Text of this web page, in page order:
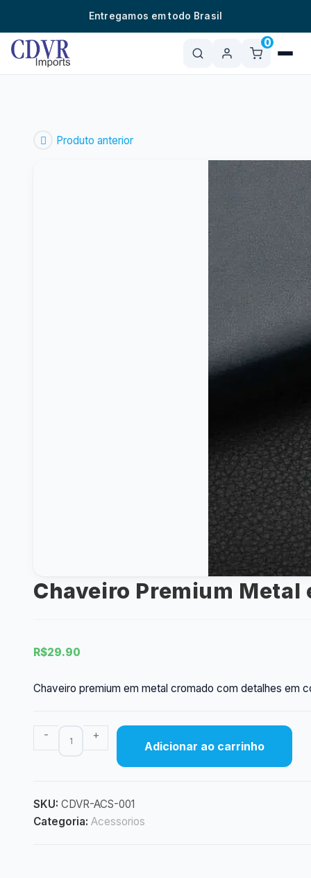
Entregamos em todo Brasil
0
Produto anterior
Chaveiro Premium Metal
R$29.90
Chaveiro premium em metal cromado com detalhes em
Chaveiro
Premium
- +
Adicionar ao carrinho
SKU: CDVR-ACS-001
Categoria: Acessorios